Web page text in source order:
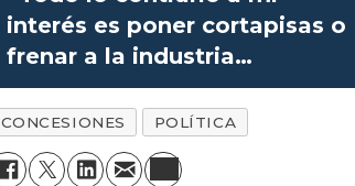
interés es poner cortapisas o
frenar a la industria
salmonicultora”
CONCESIONES POLÍTICA